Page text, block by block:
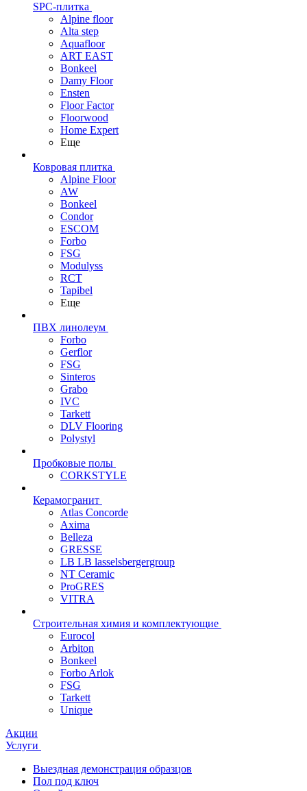
SPC-плитка
Alpine floor
Alta step
Aquafloor
ART EAST
Bonkeel
Damy Floor
Ensten
Floor Factor
Floorwood
Home Expert
Еще
Ковровая плитка
Alpine Floor
AW
Bonkeel
Condor
ESCOM
Forbo
FSG
Modulyss
RCT
Tapibel
Еще
ПВХ линолеум
Forbo
Gerflor
FSG
Sinteros
Grabo
IVC
Tarkett
DLV Flooring
Polystyl
Пробковые полы
CORKSTYLE
Керамогранит
Atlas Concorde
Axima
Belleza
GRESSE
LB LB lasselsbergergroup
NT Ceramic
ProGRES
VITRA
Строительная химия и комплектующие
Eurocol
Arbiton
Bonkeel
Forbo Arlok
FSG
Tarkett
Unique
Акции
Услуги
Выездная демонстрация образцов
Пол под ключ